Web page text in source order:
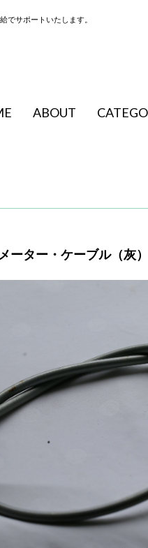
サポートいたします。
ABOUT
ーター・ケーブル（灰